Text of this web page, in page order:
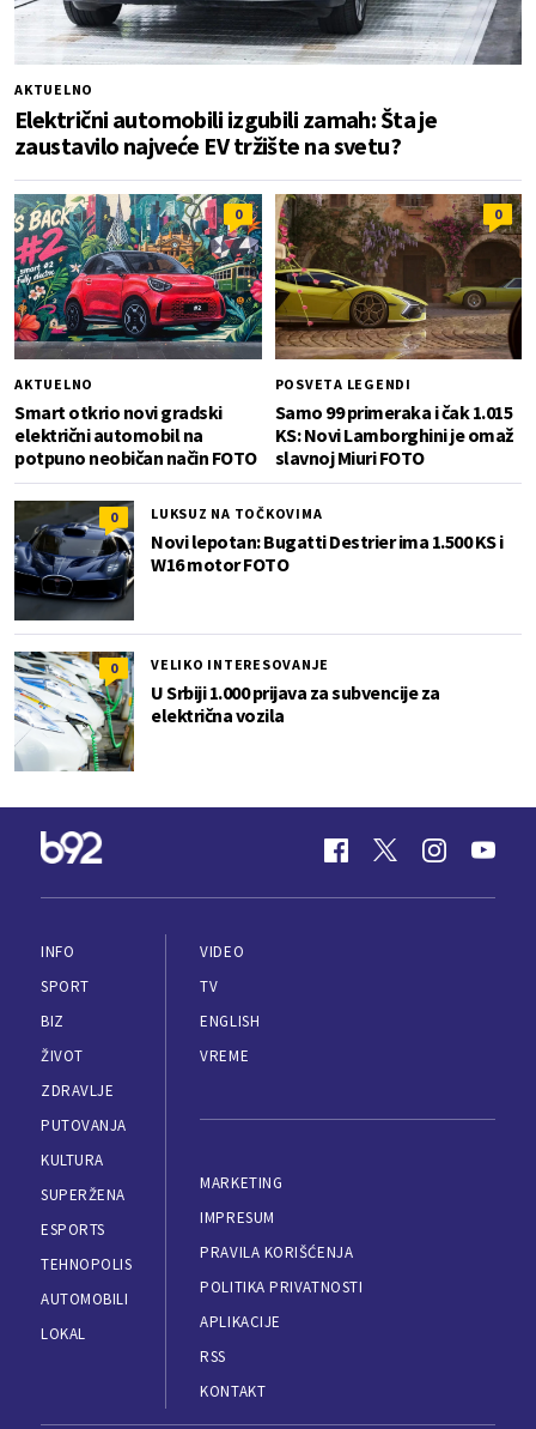
AKTUELNO
Električni automobili izgubili zamah: Šta je
zaustavilo najveće EV tržište na svetu?
0
AKTUELNO
Smart otkrio novi gradski
električni automobil na
potpuno neobičan način FOTO
0
POSVETA LEGENDI
Samo 99 primeraka i čak 1.015
KS: Novi Lamborghini je omaž
slavnoj Miuri FOTO
0 LUKSUZ NA TOČKOVIMA
Novi lepotan: Bugatti Destrier ima 1.500 KS i
W16 motor FOTO
0 VELIKO INTERESOVANJE
U Srbiji 1.000 prijava za subvencije za
električna vozila
INFO
SPORT
BIZ
ŽIVOT
ZDRAVLJE
PUTOVANJA
KULTURA
SUPERŽENA
ESPORTS
TEHNOPOLIS
AUTOMOBILI
LOKAL
VIDEO
TV
ENGLISH
VREME
MARKETING
IMPRESUM
PRAVILA KORIŠĆENJA
POLITIKA PRIVATNOSTI
APLIKACIJE
RSS
KONTAKT